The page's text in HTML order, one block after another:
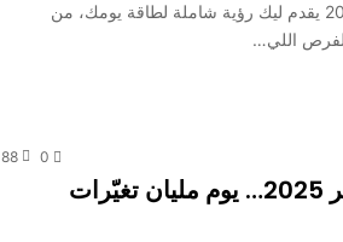
حظك اليوم الجمعة 12 ديسمبر 2025 يقدم ليك رؤية شاملة لطاقة يومك، من
اللي…
0
88
توقعات الأبراج 11 ديسمبر 2025… يوم مليان تغيّرات